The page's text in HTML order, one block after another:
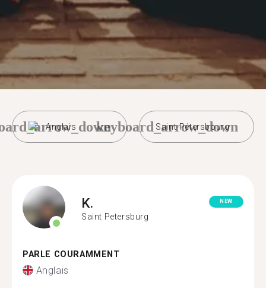
Anglais Saint-Pétersbourg
keyboard_arrow_down
K.
Saint Petersburg
NEW
PARLE COURAMMENT
Anglais